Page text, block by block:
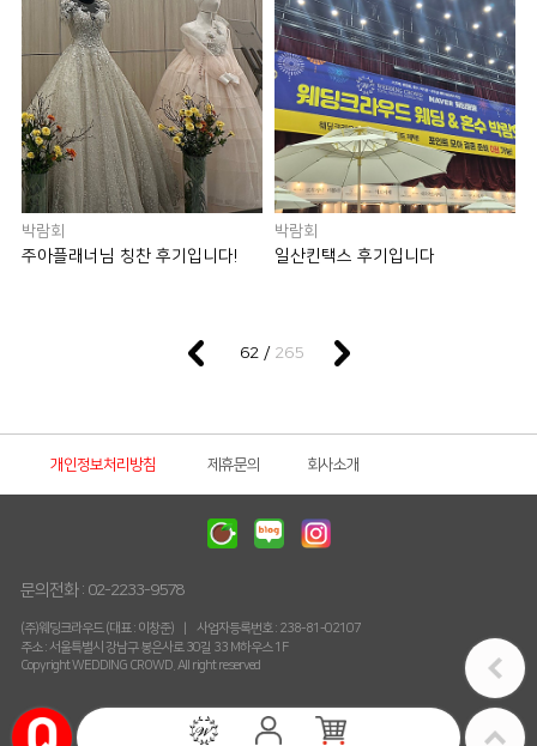
박람회
주아플래너님 칭찬 후기입니다!
박람회
일산킨택스 후기입니다
62 /265
개인정보처리방침 제휴문의 회사소개
문의전화 : 02-2233-9578
(주)웨딩크라우드 (대표 : 이창준)
사업자등록번호 : 238-81-02107
주소 : 서울특별시 강남구 봉은사로 30길 33 M하우스 1F
Copyright WEDDING CROWD. All right reserved